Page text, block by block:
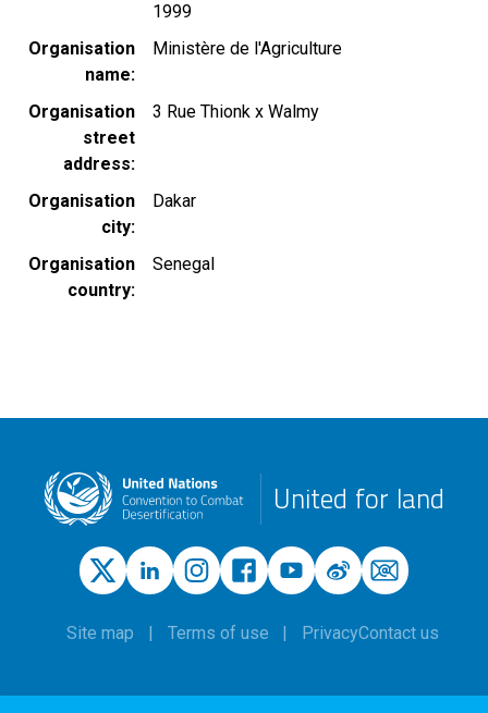
1999
Organisation
name
Ministère de l'Agriculture
Organisation
street
address
3 Rue Thionk x Walmy
Organisation
city
Dakar
Organisation
country
Senegal
United for land
Site map Terms of use PrivacyContact us